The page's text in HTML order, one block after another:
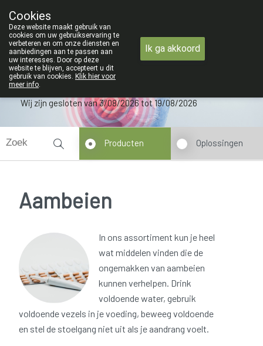
maandag 3 AUGUSTUS tot en met woensdag 19 AUGUSTUS
09 228 32 36
Wij zijn gesloten van 3/08/2026 tot 19/08/2026
Producten Oplossingen
Aambeien
In ons assortiment kun je heel
wat middelen vinden die de
ongemakken van aambeien
kunnen verhelpen. Drink
voldoende water, gebruik
voldoende vezels in je voeding, beweeg voldoende
en stel de stoelgang niet uit als je aandrang voelt.
Cookies
Deze website maakt gebruik van
cookies om uw gebruikservaring te
verbeteren en om onze diensten en
aanbiedingen aan te passen aan
uw interesses. Door op deze
website te blijven, accepteert u dit
gebruik van cookies. Klik hier voor
meer info.
Ik ga akkoord